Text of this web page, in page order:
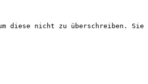
diese nicht zu überschreiben. Sie